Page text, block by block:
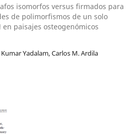
isomorfos versus firmados para
de polimorfismos de un solo
paisajes osteogenómicos
Yadalam, Carlos M. Ardila